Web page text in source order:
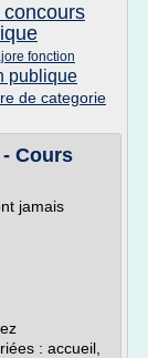
fonction
publique
de categorie
Cours
jamais
: accueil,